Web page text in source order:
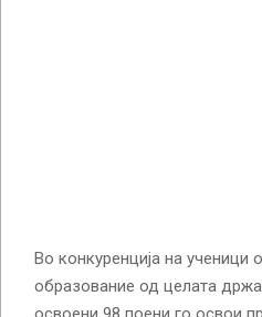
Во конкуренција на ученици
образование од целата